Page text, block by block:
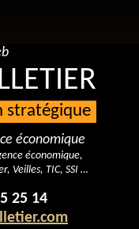
stratégique
économique
économique,
Veilles, TIC, SSI …
25 14